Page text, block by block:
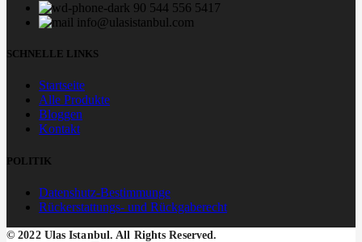
90 544 556 5417
info@ulasistanbul.com
SCHNELLE LINKS
Startseite
Alle Produkte
Bloggen
Kontakt
POLITIK
Datenshutz-Bestimmunge
Rückerstattungs- und Rückgaberecht
© 2022 Ulas Istanbul. All Rights Reserved.